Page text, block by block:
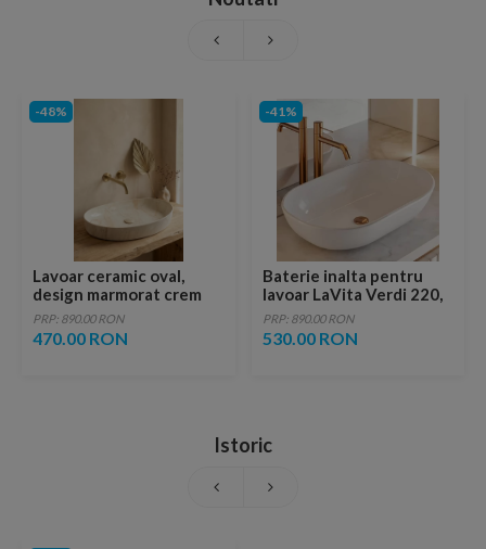
-48%
Lavoar ceramic oval,
design marmorat crem
lucios cu vene aurii,
ventil inclus
PRP: 890.00 RON
470.00 RON
-41%
Baterie inalta pentru
lavoar LaVita Verdi 220,
fara ventil, brushed
copper
PRP: 890.00 RON
530.00 RON
Istoric